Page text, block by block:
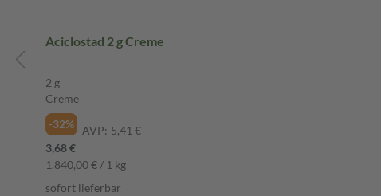
Aciclostad 2 g Creme
2 g
Creme
-32%
AVP: 5,41 €
3,68 €
1.840,00 € / 1 kg
sofort lieferbar